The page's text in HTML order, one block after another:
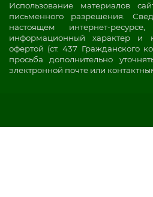
Использование материалов
письменного разрешения.
настоящем интернет-
информационный характер и
офертой (ст. 437 Гражданского
просьба дополнительно
электронной почте или